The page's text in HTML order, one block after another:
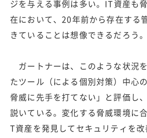
ジを与える事例は多い。IT資産も
在において、20年前から存在する
きていることは想像できるだろう。
ガートナーは、このような状況
たツール（による個別対策）中心
脅威に先手を打てない」と評価し
説いている。変化する脅威環境に
T資産を発見してセキュリティを